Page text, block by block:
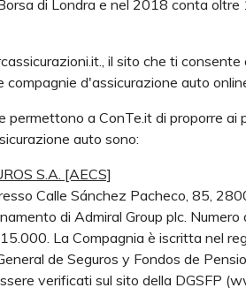
di Londra e nel 2018 conta oltre
il sito che ti consente
d'assicurazione auto
permettono a ConTe.it di proporre ai
auto sono:
S.A. [AECS]
Calle Sánchez Pacheco, 85,
di Admiral Group plc. Numero
La Compagnia è iscritta nel
de Seguros y Fondos de
verificati sul sito della DGSFP